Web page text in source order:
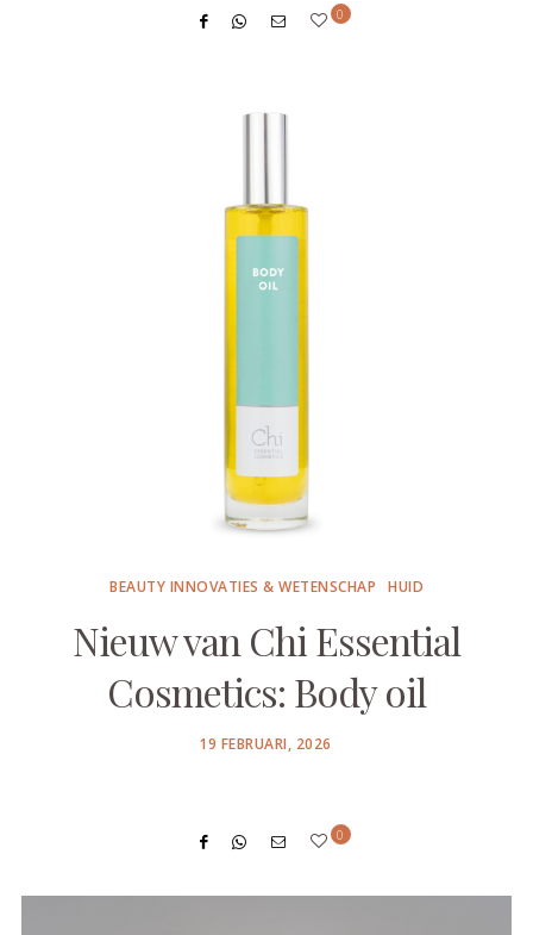
0
BEAUTY INNOVATIES & WETENSCHAP HUID
Nieuw van Chi Essential
Cosmetics: Body oil
POSTED
19 FEBRUARI, 2026
0